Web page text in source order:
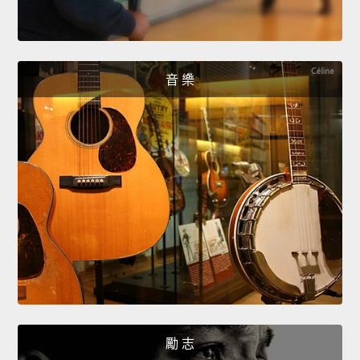
音 樂
勵 志